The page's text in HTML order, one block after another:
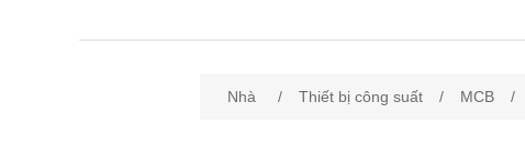
Nhà / Thiết bị công suất / MCB /